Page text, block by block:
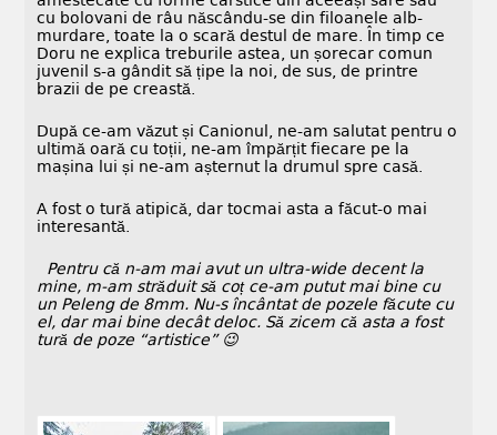
cu bolovani de râu născându-se din filoanele alb-
murdare, toate la o scară destul de mare. În timp ce
Doru ne explica treburile astea, un șorecar comun
juvenil s-a gândit să țipe la noi, de sus, de printre
brazii de pe creastă.
După ce-am văzut și Canionul, ne-am salutat pentru o
ultimă oară cu toții, ne-am împărțit fiecare pe la
mașina lui și ne-am așternut la drumul spre casă.
A fost o tură atipică, dar tocmai asta a făcut-o mai
interesantă.
Pentru că n-am mai avut un ultra-wide decent la
mine, m-am străduit să coț ce-am putut mai bine cu
un Peleng de 8mm. Nu-s încântat de pozele făcute cu
el, dar mai bine decât deloc. Să zicem că asta a fost
tură de poze “artistice” 😉